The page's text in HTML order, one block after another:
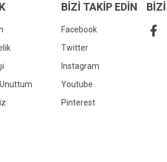
BİZİ TAKİP EDİN
Facebook
Twitter
Instagram
Youtube
Pinterest